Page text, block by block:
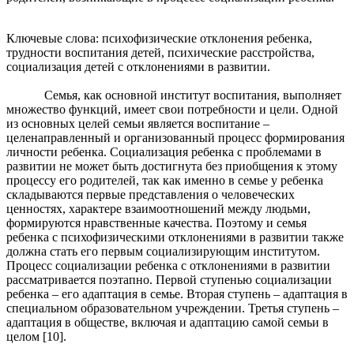
Ключевые слова: психофизические отклонения ребенка,
трудности воспитания детей, психические расстройства,
социализация детей с отклонениями в развитии.
Семья, как основной институт воспитания, выполняет
множество функций, имеет свои потребности и цели. Одной
из основных целей семьи является воспитание –
целенаправленный и организованный процесс формирования
личности ребенка. Социализация ребенка с проблемами в
развитии не может быть достигнута без приобщения к этому
процессу его родителей, так как именно в семье у ребенка
складываются первые представления о человеческих
ценностях, характере взаимоотношений между людьми,
формируются нравственные качества. Поэтому и семья
ребенка с психофизическими отклонениями в развитии также
должна стать его первым социализирующим институтом.
Процесс социализации ребенка с отклонениями в развитии
рассматривается поэтапно. Первой ступенью социализации
ребенка – его адаптация в семье. Вторая ступень – адаптация в
специальном образовательном учреждении. Третья ступень –
адаптация в обществе, включая и адаптацию самой семьи в
целом [10].